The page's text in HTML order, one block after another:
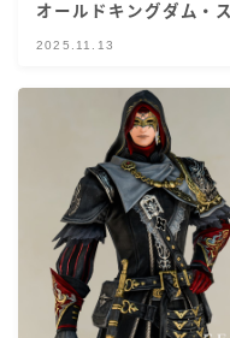
オールドキングダム・
2025.11.13